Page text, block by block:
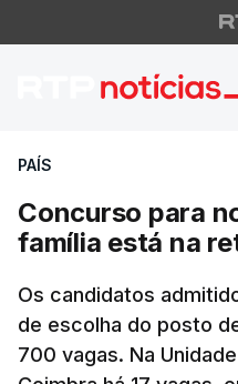
Concurso
PAÍS
Concurso para
família está na
Os candidatos
de escolha do posto
700 vagas. Na